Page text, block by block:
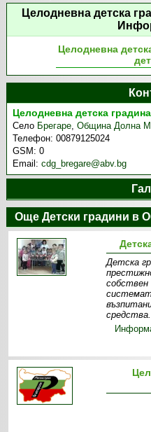
Целодневна детска
Целодневна
Целодневна детска
Село Брегаре,Община Долна
Телефон:00879125024
GSM:0
Email:cdg_bregare@abv.bg
Още Детски градини в
Детска